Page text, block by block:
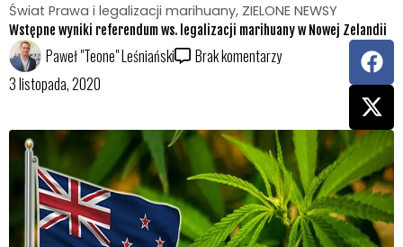
Świat Prawa i legalizacji marihuany, ZIELONE NEWSY
Wstępne wyniki referendum ws. legalizacji marihuany w Nowej Zelandii
Paweł "Teone" Leśniański
Brak komentarzy
3 listopada, 2020
F
a
c
e
b
o
o
k
X
-
t
w
i
t
t
e
r